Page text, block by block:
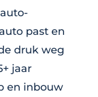
past en
druk weg
jaar
en inbouw